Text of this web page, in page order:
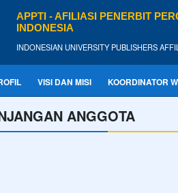
APPTI - AFILIASI PENERBIT
INDONESIA
INDONESIAN UNIVERSITY PUBLISHERS
VISI DAN MISI KOORDINATOR
ANGGOTA